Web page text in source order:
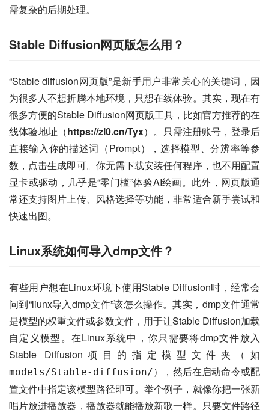
需复杂的后期处理。
Stable Diffusion网页版怎么用？
“Stable diffusion网页版”是新手用户非常关心的关键词，因
为很多人不想折腾本地环境，只想在线体验。其实，现在有
很多方便的Stable Diffusion网页版工具，比如官方推荐的在
线体验地址（https://zl0.cn/Tyx）。只需注册账号，登录后
直接输入你的描述词（Prompt），选择模型、分辨率等参
数，点击生成即可。你无需下载安装任何程序，也不用配置
显卡或驱动，几乎是“零门槛”体验AI绘画。此外，网页版通
常还支持图片上传、风格选择等功能，非常适合新手尝试和
快速出图。
Linux系统如何导入dmp文件？
有些用户想在Linux环境下使用Stable Diffusion时，经常会
问到“liunx导入dmp文件”该怎么操作。其实，dmp文件通常
是模型的权重文件或参数文件，用于让Stable Diffusion加载
自定义模型。在Linux系统中，你只需要将dmp文件放入
Stable Diffusion项目的指定模型文件夹（如
models/Stable-diffusion/），然后在启动命令或配
置文件中指定该模型路径即可。举个例子，就像你把一张新
唱片放进播放器，播放器就能播放新歌一样。只要文件路径